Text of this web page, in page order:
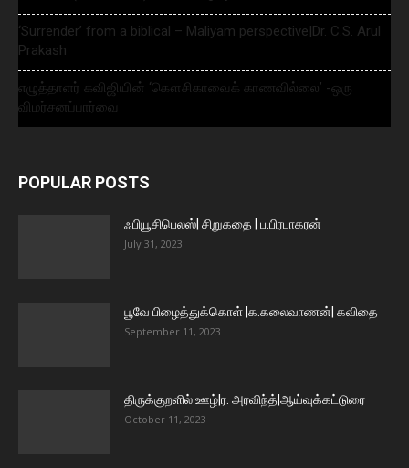
‘Surrender’ from a biblical – Maliyam perspective|Dr. C.S. Arul
Prakash
எழுத்தாளர் கவிஜியின் ‘கௌசிகாவைக் காணவில்லை’ -ஒரு
விமர்சனப்பார்வை
POPULAR POSTS
ஃபியூசிபெலஸ்| சிறுகதை | ப.பிரபாகரன்
July 31, 2023
பூவே பிழைத்துக்கொள் |க.கலைவாணன்| கவிதை
September 11, 2023
திருக்குறளில் ஊழ்|ர. அரவிந்த்|ஆய்வுக்கட்டுரை
October 11, 2023